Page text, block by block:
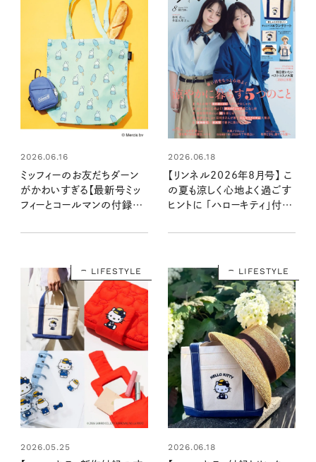
2026.06.16
ミッフィーのお友だちダーン
がかわいすぎる【最新号ミッ
フィーとコールマンの付録】ミ
バッグ ：7/21発売リンネル
2026.06.18
【リンネル2026年8月号】 こ
の夏も涼しく心地よく過ごす
ヒントに 「ハローキティ」付録
ト：6月19日発売8月号・8月
LIFESTYLE
2026.05.25
LIFESTYLE
2026.06.18